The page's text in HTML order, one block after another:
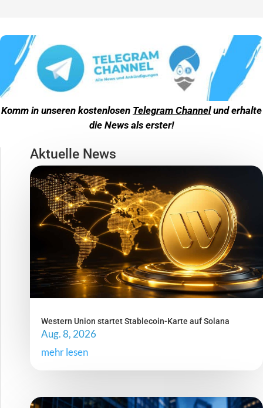
Komm in unseren kostenlosen Telegram Channelund erhalte
die News als erster!
Aktuelle News
Western Union startet Stablecoin-Karte auf Solana
Aug. 8, 2026
mehr lesen